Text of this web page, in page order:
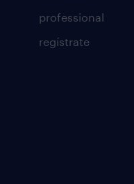
professional
regístrate